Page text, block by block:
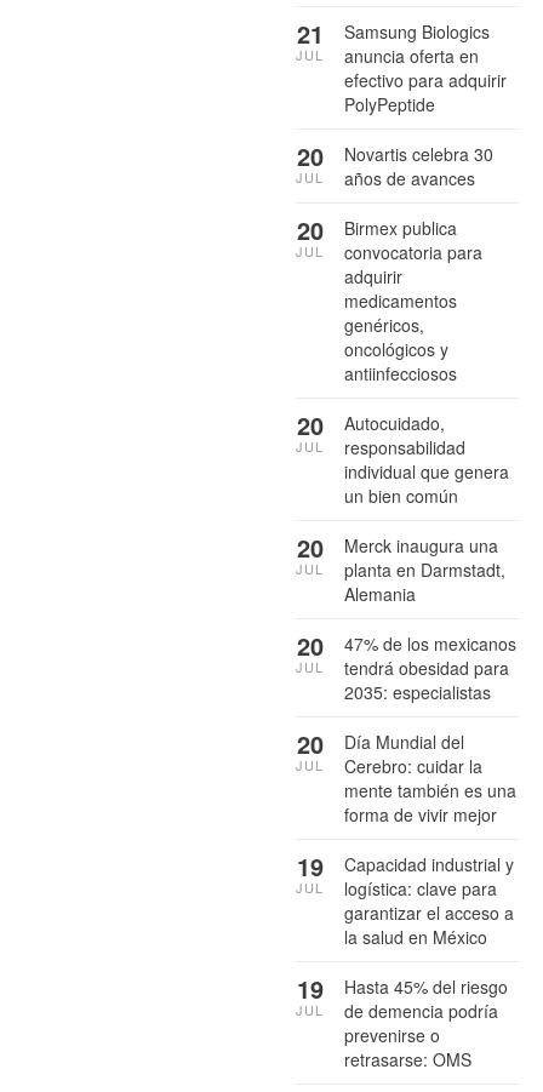
Samsung Biologics
anuncia oferta en
efectivo para adquirir
PolyPeptide
21
JUL
Novartis celebra 30
años de avances
20
JUL
Birmex publica
convocatoria para
adquirir
medicamentos
genéricos,
oncológicos y
antiinfecciosos
20
JUL
Autocuidado,
responsabilidad
individual que genera
un bien común
20
JUL
Merck inaugura una
planta en Darmstadt,
Alemania
20
JUL
47% de los mexicanos
tendrá obesidad para
2035: especialistas
20
JUL
Día Mundial del
Cerebro: cuidar la
mente también es una
forma de vivir mejor
20
JUL
Capacidad industrial y
logística: clave para
garantizar el acceso a
la salud en México
19
JUL
Hasta 45% del riesgo
de demencia podría
prevenirse o
retrasarse: OMS
19
JUL